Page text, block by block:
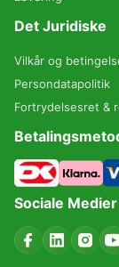
Det Juridiske
Vilkår og
Persondatapolitik
Fortrydelsesret &
Sociale Medier